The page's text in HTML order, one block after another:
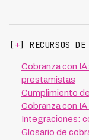
[ +] RECURSOS
Cobranza con
prestamistas
Cumplimiento
Cobranza con
Integraciones:
Glosario de